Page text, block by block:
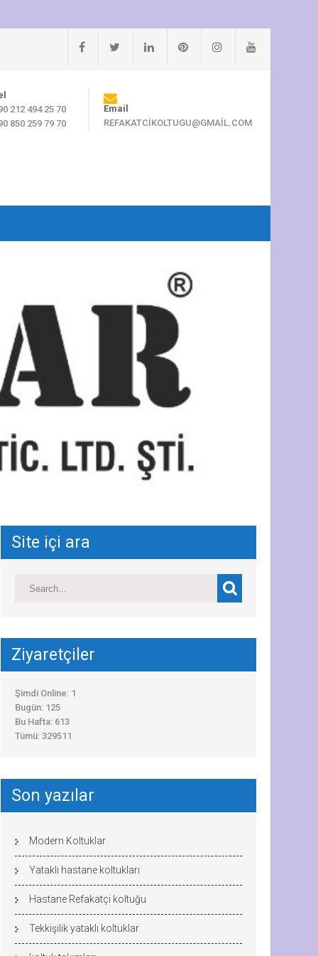
212 494 25 70
850 259 79 70
Email
REFAKATCIKOLTUGU@GMAIL.COM
Site içi ara
Ziyaretçiler
Şimdi Online: 1
Bugün: 125
Bu Hafta: 613
Tümü: 329511
Son yazılar
Modern Koltuklar
Yataklı hastane koltukları
Hastane Refakatçi koltuğu
Tekkişilik yataklı koltuklar